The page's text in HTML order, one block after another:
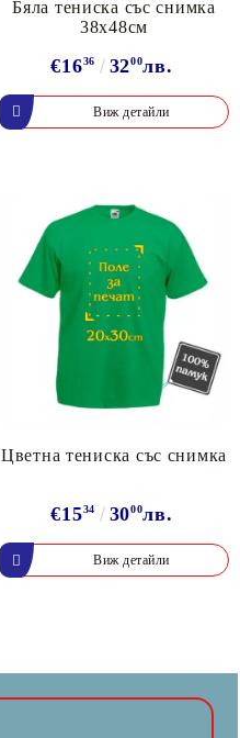
Бяла тениска със снимка
38х48см
€1636 3200лв.
Виж детайли
Цветна тениска със снимка
€1534 3000лв.
Виж детайли